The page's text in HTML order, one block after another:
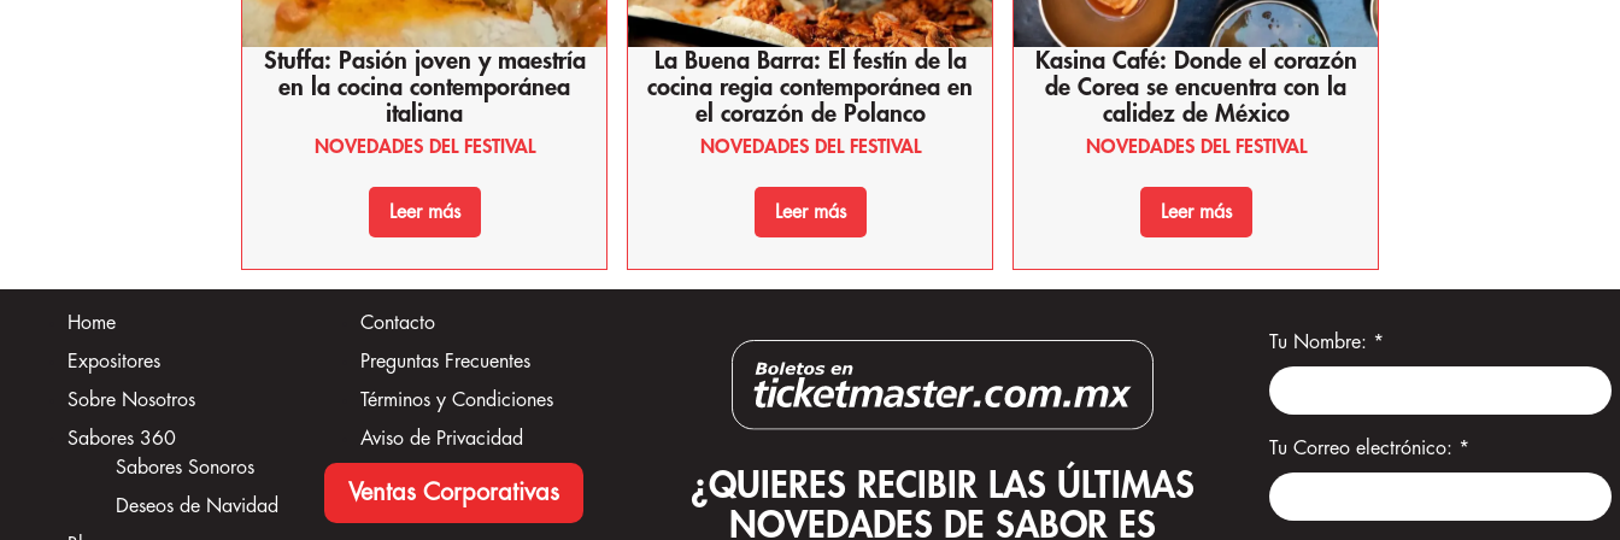
Stuffa: Pasión joven y maestría
en la cocina contemporánea
italiana
NOVEDADES DEL FESTIVAL
Leer más
La Buena Barra: El festín de la
cocina regia contemporánea en
el corazón de Polanco
NOVEDADES DEL FESTIVAL
Leer más
Kasina Café: Donde el corazón
de Corea se encuentra con la
calidez de México
NOVEDADES DEL FESTIVAL
Leer más
Home
Expositores
Sobre Nosotros
Sabores 360
Sabores Sonoros
Deseos de Navidad
Contacto
Preguntas Frecuentes
Términos y Condiciones
Aviso de Privacidad
Ventas Corporativas
¿QUIERES RECIBIR LAS ÚLTIMAS
NOVEDADES DE SABOR ES
Tu Nombre: *
Tu Correo electrónico: *